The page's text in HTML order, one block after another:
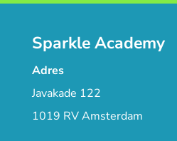
Sparkle Academy
Adres
Javakade 122
1019 RV Amsterdam